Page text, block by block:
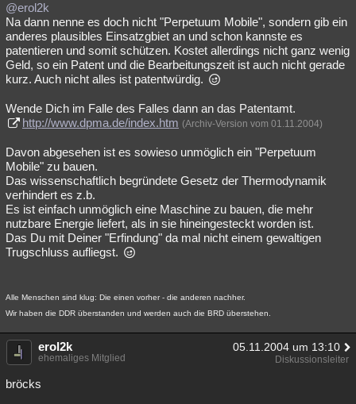
@erol2k
Na dann nenne es doch nicht "Perpetuum Mobile", sondern gib ein
anderes plausibles Einsatzgbiet an und schon kannste es
patentieren und somit schützen. Kostet allerdings nicht ganz wenig
Geld, so ein Patent und die Bearbeitungszeit ist auch nicht gerade
kurz. Auch nicht alles ist patentwürdig.
Wende Dich im Falle des Falles dann an das Patentamt.
http://www.dpma.de/index.htm (Archiv-Version vom 01.11.2004)
Davon abgesehen ist es sowieso unmöglich ein "Perpetuum
Mobile" zu bauen.
Das wissenschaftlich begründete Gesetz der Thermodynamik
verhindert es z.b.
Es ist einfach unmöglich eine Maschine zu bauen, die mehr
nutzbare Energie liefert, als in sie hineingesteckt worden ist.
Das Du mit Deiner "Erfindung" da mal nicht einem gewaltigen
Trugschluss aufliegst.
Alle Menschen sind klug: Die einen vorher - die anderen nachher.
Wir haben die DDR überstanden und werden auch die BRD überstehen.
erol2k 05.11.2004 um 13:10
ehemaliges Mitglied Diskussionsleiter
bröcks